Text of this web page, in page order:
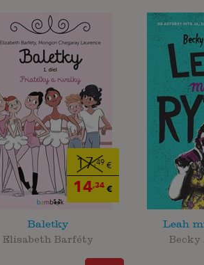
17,49 €
14,34€
Baletky
Elisabeth Barféty
Leah
Becky